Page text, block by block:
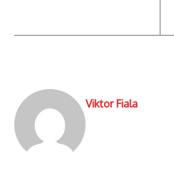
Viktor Fiala